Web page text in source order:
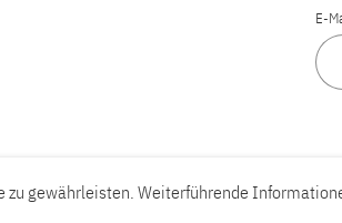
E-
gewährleisten. Weiterführende